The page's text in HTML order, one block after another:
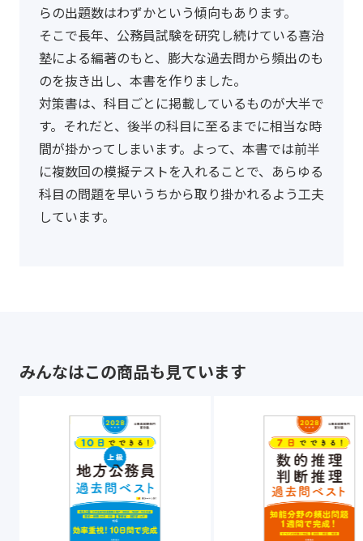
らの出題数はわずかという傾向もあります。
そこで長年、公務員試験を研究し続けている喜治
塾による編著のもと、膨大な過去問から頻出のも
のを抜き出し、本書を作りました。
対策書は、科目ごとに掲載しているものが大半で
す。それだと、後半の科目に至るまでに相当な時
間が掛かってしまいます。よって、本書では前半
に複数回の模擬テストを入れることで、あらゆる
科目の問題を早いうちから取り掛かれるよう工夫
しています。
みんなはこの商品も見ています